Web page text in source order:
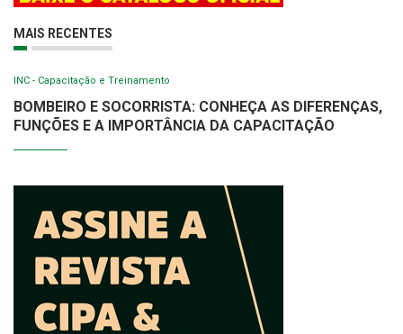
MAIS RECENTES
INC - Capacitação e Treinamento
BOMBEIRO E SOCORRISTA: CONHEÇA AS DIFERENÇAS,
FUNÇÕES E A IMPORTÂNCIA DA CAPACITAÇÃO